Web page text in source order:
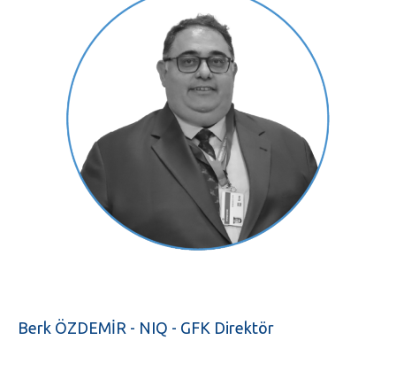
Berk ÖZDEMİR - NIQ - GFK Direktör